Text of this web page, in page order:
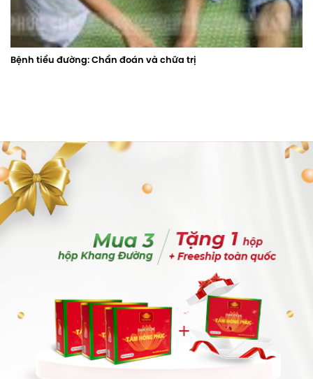
Bệnh tiểu đường: Chẩn đoán và chữa trị